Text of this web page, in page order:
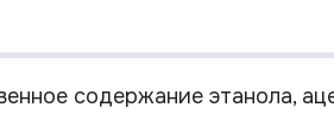
содержание этанола,